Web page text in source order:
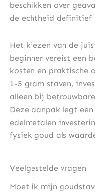
beschikken over
de echtheid definitief
Het kiezen van de
beginner vereist een
kosten en praktische
1-5 gram staven,
alleen bij
Deze aanpak legt
edelmetalen
fysiek goud als
Veelgestelde vragen
Moet ik mijn